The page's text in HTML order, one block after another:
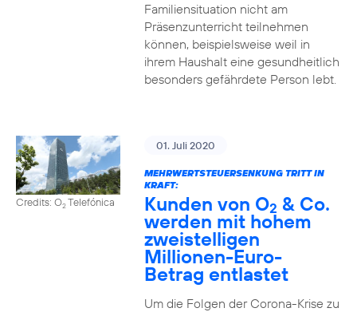
Familiensituation nicht am
Präsenzunterricht teilnehmen
können, beispielsweise weil in
ihrem Haushalt eine gesundheitlich
besonders gefährdete Person lebt.
Credits: O2Telefónica
01. Juli 2020
MEHRWERTSTEUERSENKUNG TRITT IN
KRAFT:
Kunden von O2 & Co.
werden mit hohem
zweistelligen
Millionen-Euro-
Betrag entlastet
Um die Folgen der Corona-Krise zu